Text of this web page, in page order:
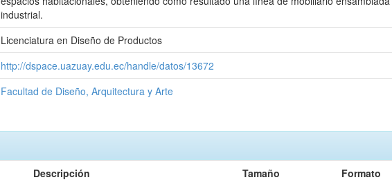
industrial.
Licenciatura en Diseño de Productos
http://dspace.uazuay.edu.ec/handle/datos/13672
Facultad de Diseño, Arquitectura y Arte
Descripción Tamaño
Formato